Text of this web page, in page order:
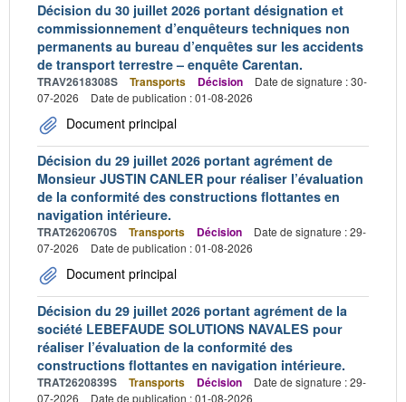
Décision du 30 juillet 2026 portant désignation et
commissionnement d’enquêteurs techniques non
permanents au bureau d’enquêtes sur les accidents
de transport terrestre – enquête Carentan.
TRAV2618308S Transports Décision
Date de signature : 30-
07-2026
Date de publication : 01-08-2026
Document principal
Décision du 29 juillet 2026 portant agrément de
Monsieur JUSTIN CANLER pour réaliser l’évaluation
de la conformité des constructions flottantes en
navigation intérieure.
TRAT2620670S Transports Décision
Date de signature : 29-
07-2026
Date de publication : 01-08-2026
Document principal
Décision du 29 juillet 2026 portant agrément de la
société LEBEFAUDE SOLUTIONS NAVALES pour
réaliser l’évaluation de la conformité des
constructions flottantes en navigation intérieure.
TRAT2620839S Transports Décision
Date de signature : 29-
07-2026
Date de publication : 01-08-2026